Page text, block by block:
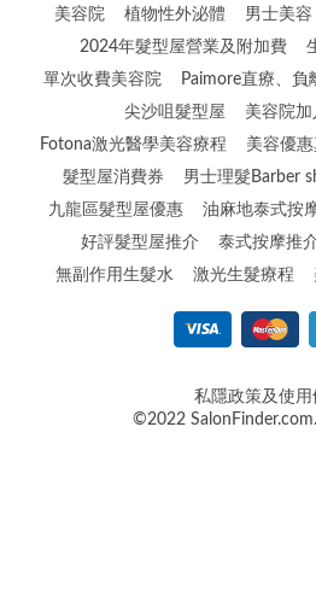
美容院 植物性外泌體 男士美容
2024年髮型屋營業及附加費
單次收費美容院
Paimore直療、負
尖沙咀髮型屋
美容院加
Fotona激光醫學美容療程
美容優
髮型屋消費券
男士理髮Barber
九龍區髮型屋優惠
油麻地泰式按
好評髮型屋推介
泰式按摩推
無副作用生髮水
激光生髮療程
私隱政策及使用
©2022